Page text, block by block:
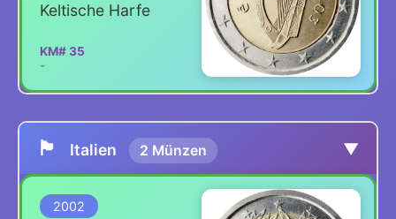
Keltische Harfe
KM# 35
-
🏴 Italien 2 Münzen ▼
2002